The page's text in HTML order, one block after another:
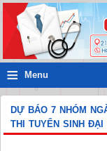
≡ Menu
DỰ BÁO 7 NHÓM
THI TUYỂN SINH ĐẠI